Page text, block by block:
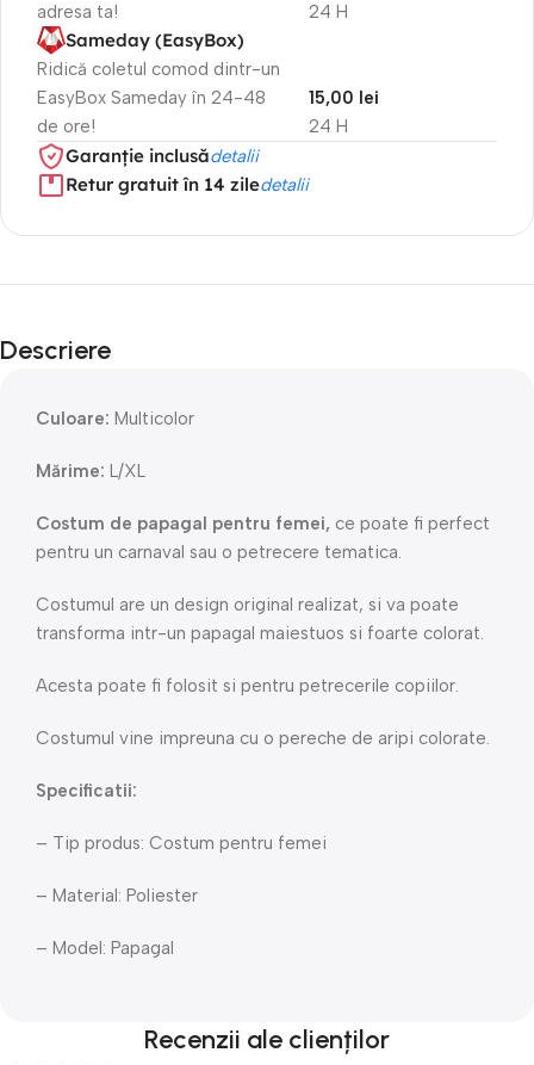
adresa ta!
24 H
Sameday (EasyBox)
Ridică coletul comod dintr-un
EasyBox Sameday în 24-48
de ore!
24 H
15,00 lei
Garanție inclusădetalii
Retur gratuit în 14 ziledetalii
Descriere
Culoare: Multicolor
Mărime: L/XL
Costum de papagal pentru femei, ce poate fi perfect
pentru un carnaval sau o petrecere tematica.
Costumul are un design original realizat, si va poate
transforma intr-un papagal maiestuos si foarte colorat.
Acesta poate fi folosit si pentru petrecerile copiilor.
Costumul vine impreuna cu o pereche de aripi colorate.
Specificatii:
– Tip produs: Costum pentru femei
– Material: Poliester
– Model: Papagal
Recenzii ale clienților